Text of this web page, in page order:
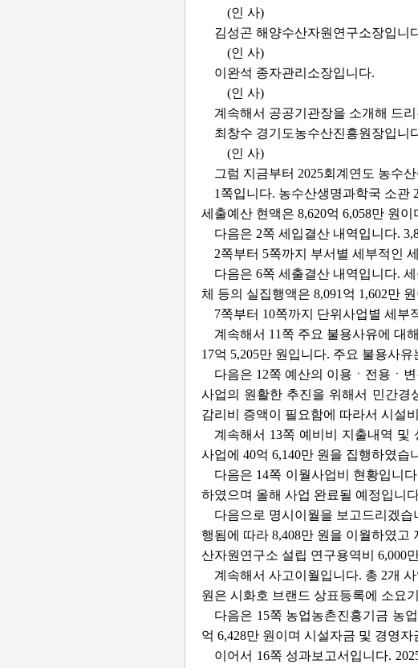
(인 사)
김성곤 해양수산자원연구소장입니
(인 사)
이완석 종자관리소장입니다.
(인 사)
계속해서 공공기관장을 소개해 드
최창수 경기도농수산진흥원장입니
(인 사)
그럼 지금부터 2025회계연도 농수
1쪽입니다. 농수산생명과학국 소관
세출예산 현액은 8,620억 6,058만 원
다음은 2쪽 세입결산 내역입니다.
2쪽부터 5쪽까지 부서별 세부적인
다음은 6쪽 세출결산 내역입니다.
체 등의 실집행액은 8,091억 1,602만
7쪽부터 10쪽까지 단위사업별 세
계속해서 11쪽 주요 불용사유에 대
17억 5,205만 원입니다. 주요 불용사
다음은 12쪽 예산의 이용ㆍ전용ㆍ
사업의 원활한 추진을 위해서 민간경
감리비 증액이 필요함에 따라서 시설
계속해서 13쪽 예비비 지출내역 및
사업에 40억 6,140만 원을 집행하였습
다음은 14쪽 이월사업비 현황입니
하였으며 올해 사업 완료될 예정입니
다음으로 명시이월을 보고드리겠
행됨에 따라 8,408만 원을 이월하였
산자원연구소 설립 연구용역비 6,000
계속해서 사고이월입니다. 총 2개
원은 시화호 브랜드 상표등록에 소요
다음은 15쪽 농업농촌진흥기금 농
억 6,428만 원이며 시설자금 및 경영
이어서 16쪽 성과보고서입니다.